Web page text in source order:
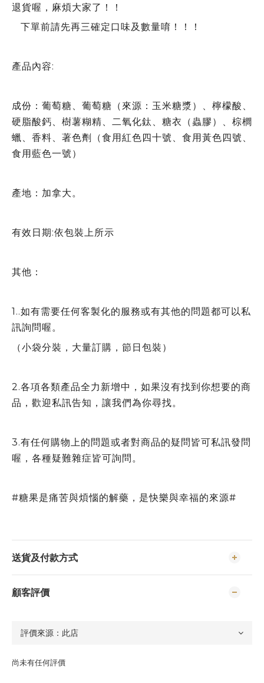
退貨喔，麻煩大家了！！
下單前請先再三確定口味及數量唷！！！
產品內容:
成份：葡萄糖、葡萄糖（來源：玉米糖漿）、檸檬酸、
硬脂酸鈣、樹薯糊精、二氧化鈦、糖衣（蟲膠）、棕櫚
蠟、香料、著色劑（食用紅色四十號、食用黃色四號、
食用藍色一號）
產地：加拿大。
有效日期:依包裝上所示
其他：
1..如有需要任何客製化的服務或有其他的問題都可以私
訊詢問喔。
（小袋分裝，大量訂購，節日包裝）
2.各項各類產品全力新增中，如果沒有找到你想要的商
品，歡迎私訊告知，讓我們為你尋找。
3.有任何購物上的問題或者對商品的疑問皆可私訊發問
喔，各種疑難雜症皆可詢問。
#糖果是痛苦與煩惱的解藥，是快樂與幸福的來源#
送貨及付款方式
顧客評價
尚未有任何評價